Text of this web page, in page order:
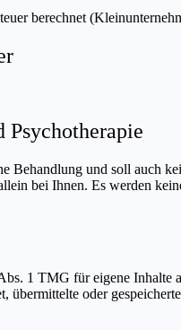
berechnet
Psychotherapie
Behandlung und soll auch
bei Ihnen. Es werden
1 TMG für eigene
übermittelte oder